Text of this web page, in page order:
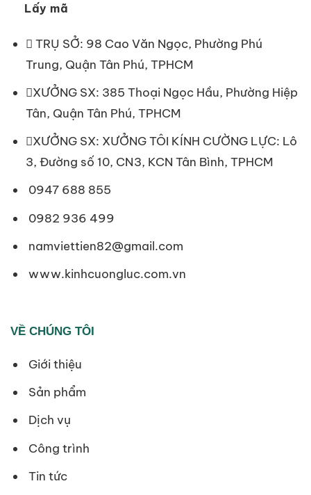
Lấy mã
TRỤ SỞ: 98 Cao Văn Ngọc, Phường Phú
Trung, Quận Tân Phú, TPHCM
XƯỞNG SX: 385 Thoại Ngọc Hầu, Phường Hiệp
Tân, Quận Tân Phú, TPHCM
XƯỞNG SX: XƯỞNG TÔI KÍNH CƯỜNG LỰC: Lô
3, Đường số 10, CN3, KCN Tân Bình, TPHCM
0947 688 855
0982 936 499
namviettien82@gmail.com
www.kinhcuongluc.com.vn
VỀ CHÚNG TÔI
Giới thiệu
Sản phẩm
Dịch vụ
Công trình
Tin tức